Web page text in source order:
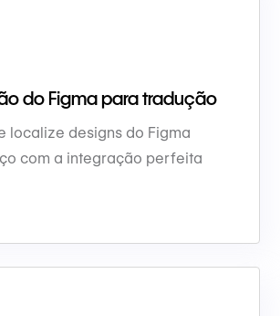
do Figma para tradução
localize designs do Figma
com a integração perfeita